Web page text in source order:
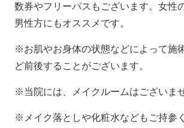
数券やフリーパスもございます。女性
男性方にもオススメです。
※お肌やお身体の状態などによって施
ど前後することがございます。
※当院には、メイクルームはございませ
※メイク落としや化粧水などもご持参